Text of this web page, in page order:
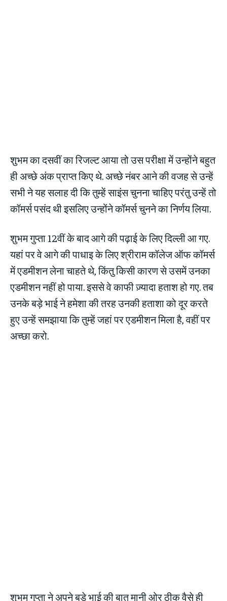
शुभम का दसवीं का रिजल्ट आया तो उस परीक्षा में उन्होंने बहुत
ही अच्छे अंक प्राप्त किए थे. अच्छे नंबर आने की वजह से उन्हें
सभी ने यह सलाह दी कि तुम्हें साइंस चुनना चाहिए परंतु उन्हें तो
कॉमर्स पसंद थी इसलिए उन्होंने कॉमर्स चुनने का निर्णय लिया.
शुभम गुप्ता 12वीं के बाद आगे की पढ़ाई के लिए दिल्ली आ गए.
यहां पर वे आगे की पाधाइ के लिए श्रीराम कॉलेज ऑफ कॉमर्स
में एडमीशन लेना चाहते थे, किंतु किसी कारण से उसमें उनका
एडमीशन नहीं हो पाया. इससे वे काफी ज़्यादा हताश हो गए. तब
उनके बड़े भाई ने हमेशा की तरह उनकी हताशा को दूर करते
हुए उन्हें समझाया कि तुम्हें जहां पर एडमीशन मिला है, वहीं पर
अच्छा करो.
शुभम गुप्ता ने अपने बड़े भाई की बात मानी ओर ठीक वैसे ही